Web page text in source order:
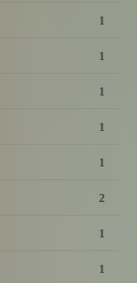
1
1
1
1
1
2
1
1